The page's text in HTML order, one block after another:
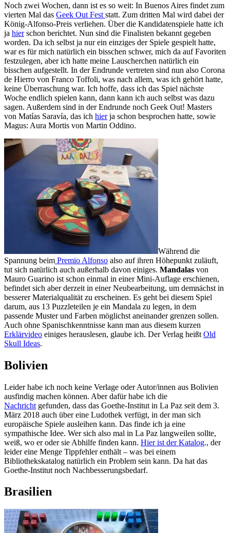
Noch zwei Wochen, dann ist es so weit: In Buenos Aires findet zum
vierten Mal das Geek Out Fest statt. Zum dritten Mal wird dabei der
König-Alfonso-Preis verliehen. Über die Kandidatenspiele hatte ich
ja hierschon berichtet. Nun sind die Finalisten bekannt gegeben
worden. Da ich selbst ja nur ein einziges der Spiele gespielt hatte,
war es für mich natürlich ein bisschen schwer, mich da auf Favoriten
festzulegen, aber ich hatte meine Lauscherchen natürlich ein
bisschen aufgestellt. In der Endrunde vertreten sind nun also Corona
de Hierro von Franco Toffoli, was nach allem, was ich gehört hatte,
keine Überraschung war. Ich hoffe, dass ich das Spiel nächste
Woche endlich spielen kann, dann kann ich auch selbst was dazu
sagen. Außerdem sind in der Endrunde noch Geek Out! Masters
von Matías Saravía, das ich hierja schon besprochen hatte, sowie
Magus: Aura Mortis von Martin Oddino.
Während die
Spannung beim Premio Alfonso also auf ihren Höhepunkt zuläuft,
tut sich natürlich auch außerhalb davon einiges. Mandalas von
Mauro Guarino ist schon einmal in einer Mini-Auflage erschienen,
befindet sich aber derzeit in einer Neubearbeitung, um demnächst in
besserer Materialqualität zu erscheinen. Es geht bei diesem Spiel
darum, aus 13 Puzzleteilen je ein Mandala zu legen, in dem
passende Muster und Farben möglichst aneinander grenzen sollen.
Auch ohne Spanischkenntnisse kann man aus diesem kurzen
Erklärvideo einiges herauslesen, glaube ich. Der Verlag heißt Old
Skull Ideas.
Bolivien
Leider habe ich noch keine Verlage oder Autor/innen aus Bolivien
ausfindig machen können. Aber dafür habe ich die
Nachricht gefunden, dass das Goethe-Institut in La Paz seit dem 3.
März 2018 auch über eine Ludothek verfügt, in der man sich
europäische Spiele ausleihen kann. Das finde ich ja eine
sympathische Idee. Wer sich also mal in La Paz langweilen sollte,
weiß, wo er oder sie Abhilfe finden kann. Hier ist der Katalog., der
leider eine Menge Tippfehler enthält – was bei einem
Bibliothekskatalog natürlich ein Problem sein kann. Da hat das
Goethe-Institut noch Nachbesserungsbedarf.
Brasilien